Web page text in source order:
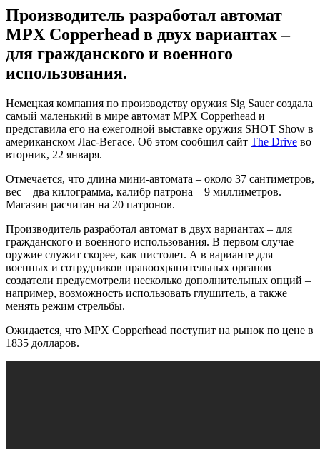
Производитель разработал автомат
MPX Copperhead в двух вариантах –
для гражданского и военного
использования.
Немецкая компания по производству оружия Sig Sauer создала
самый маленький в мире автомат MPX Copperhead и
представила его на ежегодной выставке оружия SHOT Show в
американском Лас-Вегасе. Об этом сообщил сайт The Drive во
вторник, 22 января.
Отмечается, что длина мини-автомата – около 37 сантиметров,
вес – два килограмма, калибр патрона – 9 миллиметров.
Магазин расчитан на 20 патронов.
Производитель разработал автомат в двух вариантах – для
гражданского и военного использования. В первом случае
оружие служит скорее, как пистолет. А в варианте для
военных и сотрудников правоохранительных органов
создатели предусмотрели несколько дополнительных опций –
например, возможность использовать глушитель, а также
менять режим стрельбы.
Ожидается, что MPX Copperhead поступит на рынок по цене в
1835 долларов.